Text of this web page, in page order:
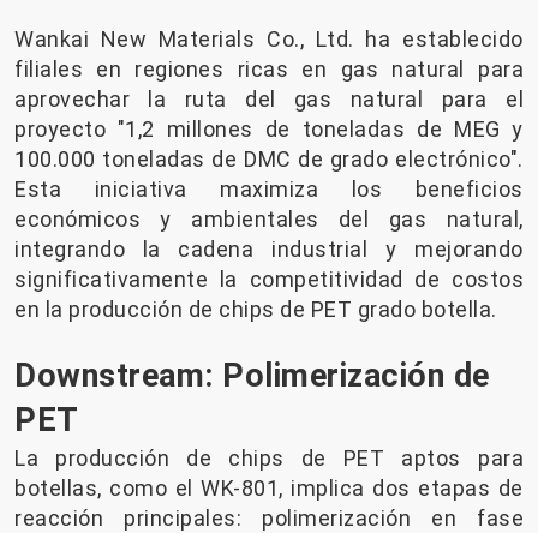
Wankai New Materials Co., Ltd. ha establecido
filiales en regiones ricas en gas natural para
aprovechar la ruta del gas natural para el
proyecto "1,2 millones de toneladas de MEG y
100.000 toneladas de DMC de grado electrónico".
Esta iniciativa maximiza los beneficios
económicos y ambientales del gas natural,
integrando la cadena industrial y mejorando
significativamente la competitividad de costos
en la producción de chips de PET grado botella.
Downstream: Polimerización de
PET
La producción de chips de PET aptos para
botellas, como el WK-801, implica dos etapas de
reacción principales: polimerización en fase